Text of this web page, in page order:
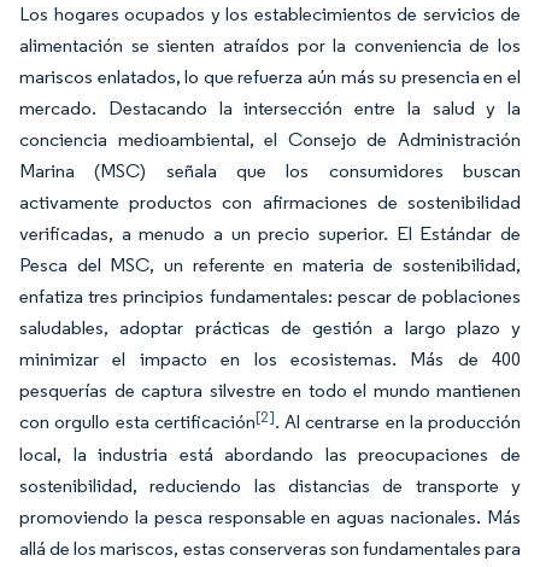
Los hogares ocupados y los establecimientos de servicios de
alimentación se sienten atraídos por la conveniencia de los
mariscos enlatados, lo que refuerza aún más su presencia en el
mercado. Destacando la intersección entre la salud y la
conciencia medioambiental, el Consejo de Administración
Marina (MSC) señala que los consumidores buscan
activamente productos con afirmaciones de sostenibilidad
verificadas, a menudo a un precio superior. El Estándar de
Pesca del MSC, un referente en materia de sostenibilidad,
enfatiza tres principios fundamentales: pescar de poblaciones
saludables, adoptar prácticas de gestión a largo plazo y
minimizar el impacto en los ecosistemas. Más de 400
pesquerías de captura silvestre en todo el mundo mantienen
con orgullo esta certificación[2]. Al centrarse en la producción
local, la industria está abordando las preocupaciones de
sostenibilidad, reduciendo las distancias de transporte y
promoviendo la pesca responsable en aguas nacionales. Más
allá de los mariscos, estas conserveras son fundamentales para